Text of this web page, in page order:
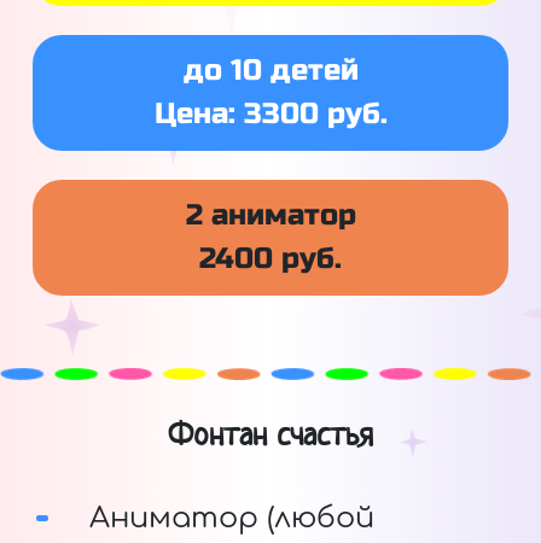
до 10 детей
Цена: 3300 руб.
2 аниматор
2400 руб.
Фонтан счастья
Аниматор (любой